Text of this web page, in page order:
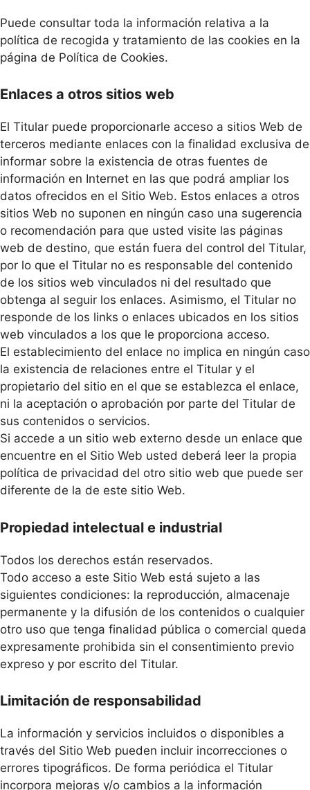
Puede consultar toda la información relativa a la
política de recogida y tratamiento de las cookies en la
página de Política de Cookies.
Enlaces a otros sitios web
El Titular puede proporcionarle acceso a sitios Web de
terceros mediante enlaces con la finalidad exclusiva de
informar sobre la existencia de otras fuentes de
información en Internet en las que podrá ampliar los
datos ofrecidos en el Sitio Web. Estos enlaces a otros
sitios Web no suponen en ningún caso una sugerencia
o recomendación para que usted visite las páginas
web de destino, que están fuera del control del Titular,
por lo que el Titular no es responsable del contenido
de los sitios web vinculados ni del resultado que
obtenga al seguir los enlaces. Asimismo, el Titular no
responde de los links o enlaces ubicados en los sitios
web vinculados a los que le proporciona acceso.
El establecimiento del enlace no implica en ningún caso
la existencia de relaciones entre el Titular y el
propietario del sitio en el que se establezca el enlace,
ni la aceptación o aprobación por parte del Titular de
sus contenidos o servicios.
Si accede a un sitio web externo desde un enlace que
encuentre en el Sitio Web usted deberá leer la propia
política de privacidad del otro sitio web que puede ser
diferente de la de este sitio Web.
Propiedad intelectual e industrial
Todos los derechos están reservados.
Todo acceso a este Sitio Web está sujeto a las
siguientes condiciones: la reproducción, almacenaje
permanente y la difusión de los contenidos o cualquier
otro uso que tenga finalidad pública o comercial queda
expresamente prohibida sin el consentimiento previo
expreso y por escrito del Titular.
Limitación de responsabilidad
La información y servicios incluidos o disponibles a
través del Sitio Web pueden incluir incorrecciones o
errores tipográficos. De forma periódica el Titular
incorpora mejoras y/o cambios a la información